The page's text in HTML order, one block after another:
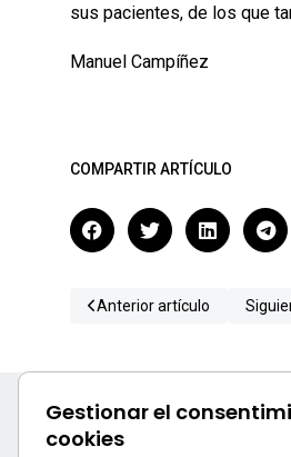
sus pacientes, de los que
Manuel Campíñez
COMPARTIR ARTÍCULO
Anterior artículo
Gestionar el
cookies